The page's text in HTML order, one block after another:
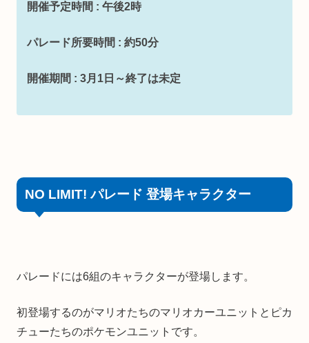
開催予定時間 : 午後2時
パレード所要時間 : 約50分
開催期間 : 3月1日～終了は未定
NO LIMIT! パレード 登場キャラクター
パレードには6組のキャラクターが登場します。
初登場するのがマリオたちのマリオカーユニットとピカ
チューたちのポケモンユニットです。